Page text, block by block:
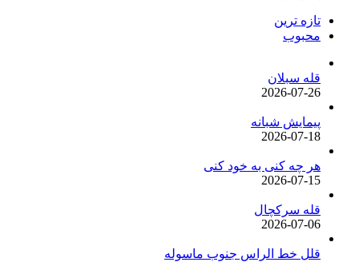
تازه ترین
محبوب
قله سبلان
2026-07-26
پیمایش شبانه
2026-07-18
هر چه کنی به خود کنی
2026-07-15
قله سرکچال
2026-07-06
قلل خط الراس جنوب ماسوله